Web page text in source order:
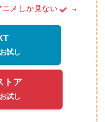
ニメしか見ない →
試し
トア
試し